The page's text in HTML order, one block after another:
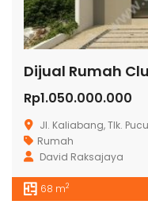
Rp1.050.000.000
Jl. Kaliabang, Tlk. Pucung,
Rumah
David Raksajaya
68 m2